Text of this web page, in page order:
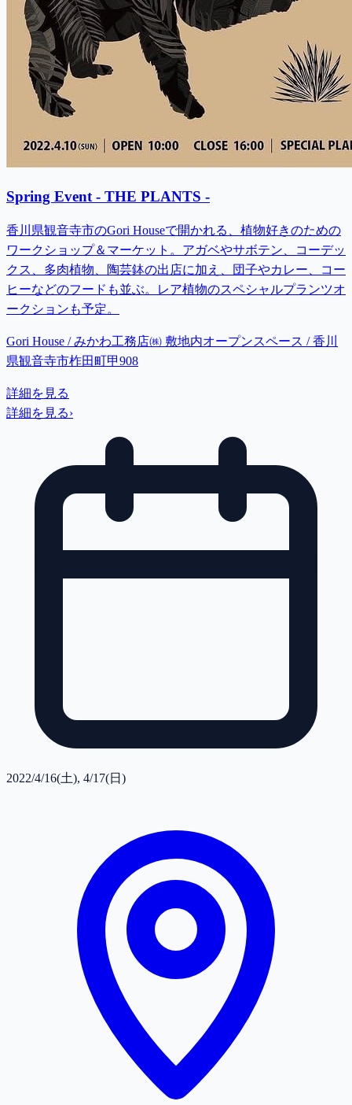
Spring Event - THE PLANTS -
香川県観音寺市のGori Houseで開かれる、植物好きのための
ワークショップ＆マーケット。アガベやサボテン、コーデッ
クス、多肉植物、陶芸鉢の出店に加え、団子やカレー、コー
ヒーなどのフードも並ぶ。レア植物のスペシャルプランツオ
ークションも予定。
Gori House / みかわ工務店㈱ 敷地内オープンスペース / 香川
県観音寺市柞田町甲908
詳細を見る
詳細を見る›
2022/4/16(土), 4/17(日)